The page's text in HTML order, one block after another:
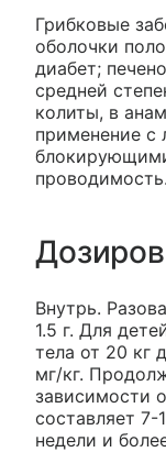
Грибковые
оболочки
диабет;
средней
колиты, в
применение с
проводимость.
Внутрь.
1.5 г. Для
тела от 20 кг
мг/кг.
зависимости
составляет
недели и